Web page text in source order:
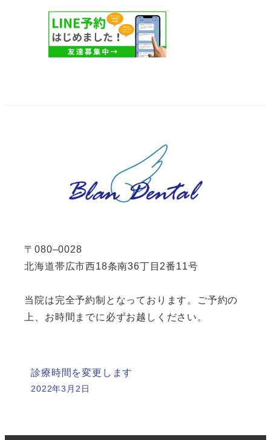
〒080–0028
北海道帯広市西18条南36丁目2番11号
当院は完全予約制となっております。ご予約の
上、お時間までに必ずお越しください。
診療時間を変更します
2022年3月2日